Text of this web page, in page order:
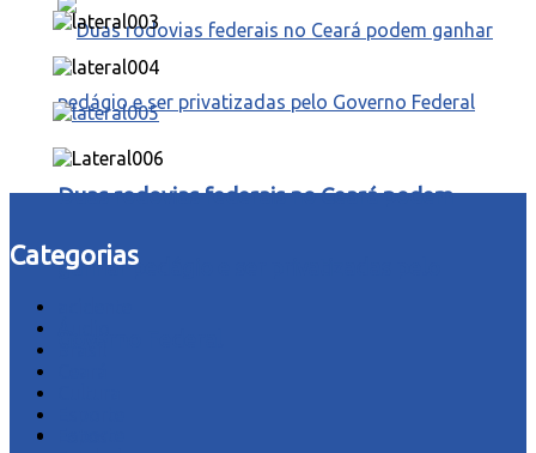
Duas rodovias federais no Ceará podem
ganhar pedágio e ser privatizadas pelo
Categorias